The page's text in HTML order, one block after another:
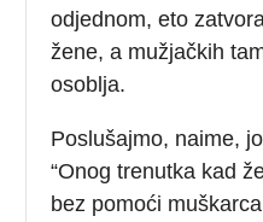
odjednom, eto
žene, a mužjačkih
osoblja.
Poslušajmo, naime,
“Onog trenutka kad
bez pomoći